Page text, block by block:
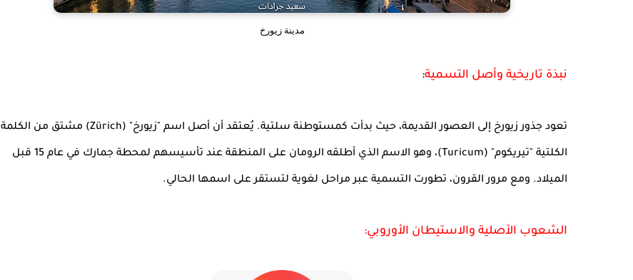
مدينة زيورخ
نبذة تاريخية وأصل التسمية:
تعود جذور زيورخ إلى العصور القديمة، حيث بدأت كمستوطنة سلتية. يُعتقد أن أصل اسم "زيورخ" (Zürich) مشتق من الكلمة
الكلتية "تيريكوم" (Turicum)، وهو الاسم الذي أطلقه الرومان على المنطقة عند تأسيسهم لمحطة جمارك في عام 15 قبل
الميلاد. ومع مرور القرون، تطورت التسمية عبر مراحل لغوية لتستقر على اسمها الحالي.
الشعوب الأصلية والاستيطان الأوروبي: